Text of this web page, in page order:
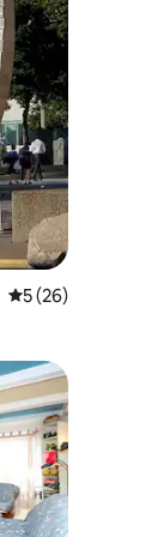
5 de uma
5 (26)